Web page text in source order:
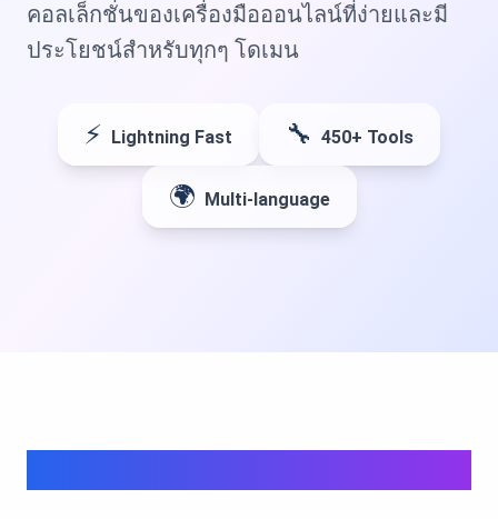
คอลเล็กชั่นของเครื่องมือออนไลน์ที่ง่ายและมี
ประโยชน์สำหรับทุกๆ โดเมน
⚡ Lightning Fast 🔧 450+ Tools
🌍 Multi-language